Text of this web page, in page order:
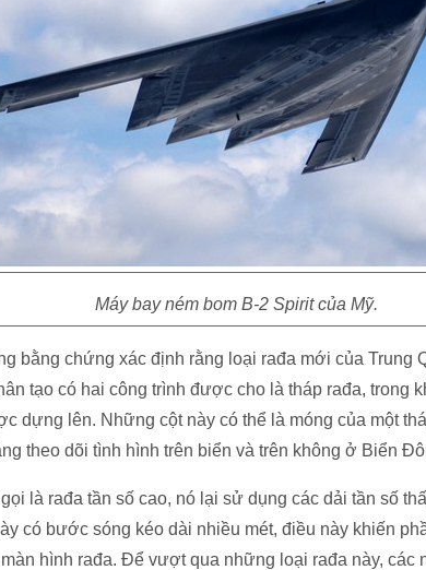
Máy bay ném bom B-2 Spirit của Mỹ.
bằng chứng xác định rằng loại rađa mới của Trung
tạo có hai công trình được cho là tháp rađa, trong
dựng lên. Những cột này có thể là móng của một
theo dõi tình hình trên biển và trên không ở Biển
là rađa tần số cao, nó lại sử dụng các dải tần số
có bước sóng kéo dài nhiều mét, điều này khiến
hình rađa. Để vượt qua những loại rađa này, các